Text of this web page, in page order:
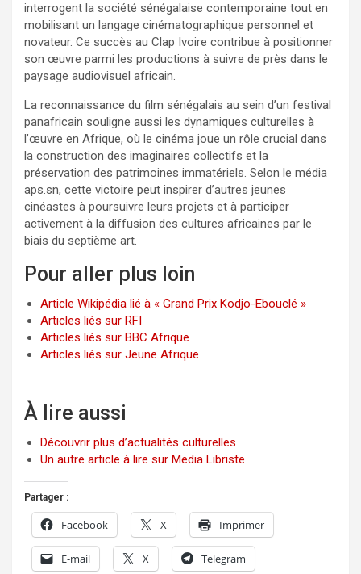
interrogent la société sénégalaise contemporaine tout en
mobilisant un langage cinématographique personnel et
novateur. Ce succès au Clap Ivoire contribue à positionner
son œuvre parmi les productions à suivre de près dans le
paysage audiovisuel africain.
La reconnaissance du film sénégalais au sein d’un festival
panafricain souligne aussi les dynamiques culturelles à
l’œuvre en Afrique, où le cinéma joue un rôle crucial dans
la construction des imaginaires collectifs et la
préservation des patrimoines immatériels. Selon le média
aps.sn, cette victoire peut inspirer d’autres jeunes
cinéastes à poursuivre leurs projets et à participer
activement à la diffusion des cultures africaines par le
biais du septième art.
Pour aller plus loin
Article Wikipédia lié à « Grand Prix Kodjo-Ebouclé »
Articles liés sur RFI
Articles liés sur BBC Afrique
Articles liés sur Jeune Afrique
À lire aussi
Découvrir plus d’actualités culturelles
Un autre article à lire sur Media Libriste
Partager :
Facebook X Imprimer
E-mail X Telegram